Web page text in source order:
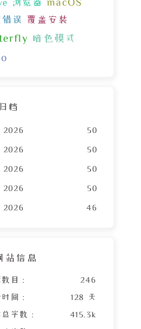
误 覆盖安装
暗色模式
档
2026 50
2026 50
2026 50
2026 50
2026 46
站信息
数目 : 246
时间 : 128 天
总字数 : 415.3k